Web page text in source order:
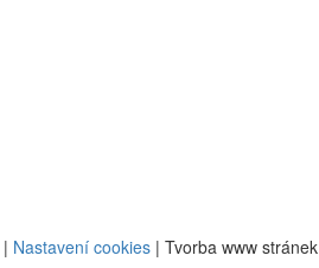
| Nastavení cookies | Tvorba www stránek